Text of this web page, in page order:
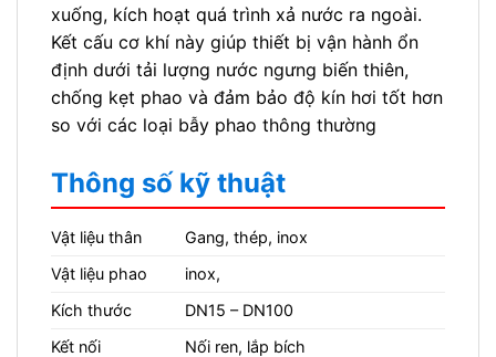
xuống, kích hoạt quá trình xả nước ra ngoài.
Kết cấu cơ khí này giúp thiết bị vận hành ổn
định dưới tải lượng nước ngưng biến thiên,
chống kẹt phao và đảm bảo độ kín hơi tốt hơn
so với các loại bẫy phao thông thường
Thông số kỹ thuật
Vật liệu thân
Gang, thép, inox
Vật liệu phao
inox,
Kích thước
DN15 – DN100
Kết nối
Nối ren, lắp bích